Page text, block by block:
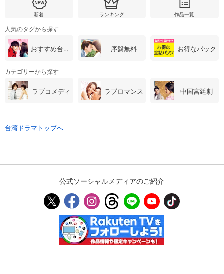
新着 ランキング 作品一覧
人気のタグから探す
おすすめ台湾・中国ドラマ 序盤無料 お得なパック
カテゴリーから探す
ラブコメディ ラブロマンス 中国宮廷劇
台湾ドラマトップへ
公式ソーシャルメディアのご紹介